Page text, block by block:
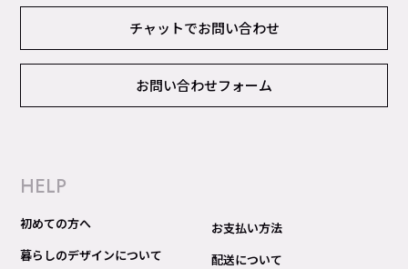
チャットでお問い合わせ
お問い合わせフォーム
HELP
初めての方へ
暮らしのデザインについて
お支払い方法
配送について